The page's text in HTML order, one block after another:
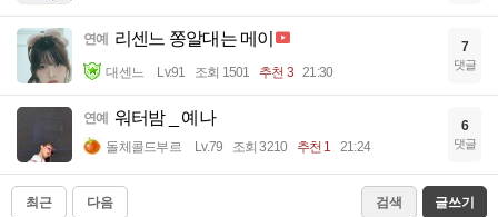
연예 리센느 쫑알대는 메이
대센느 Lv.91 조회 1501 추천 3 21:30
7
댓글
연예 워터밤 _ 예나
돌체콜드부르 Lv.79 조회 3210 추천 1 21:24
6
댓글
최근 다음 검색 글쓰기